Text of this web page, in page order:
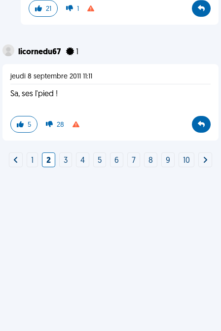
21 1
licornedu67
jeudi 8 septembre 2011 11:11
Sa, ses l'pied !
5 28
2 3 4 5 6 7 8 9 10